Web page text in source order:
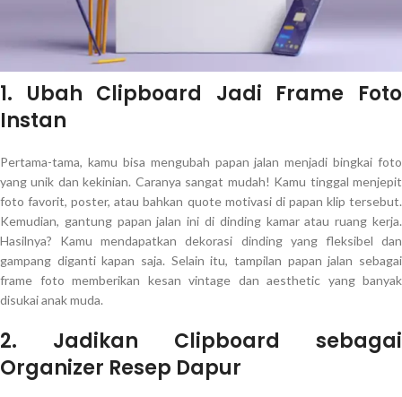
1. Ubah Clipboard Jadi Frame Foto
Instan
Pertama-tama, kamu bisa mengubah papan jalan menjadi bingkai foto
yang unik dan kekinian. Caranya sangat mudah! Kamu tinggal menjepit
foto favorit, poster, atau bahkan quote motivasi di papan klip tersebut.
Kemudian, gantung papan jalan ini di dinding kamar atau ruang kerja.
Hasilnya? Kamu mendapatkan dekorasi dinding yang fleksibel dan
gampang diganti kapan saja. Selain itu, tampilan papan jalan sebagai
frame foto memberikan kesan vintage dan aesthetic yang banyak
disukai anak muda.
2. Jadikan Clipboard sebagai
Organizer Resep Dapur